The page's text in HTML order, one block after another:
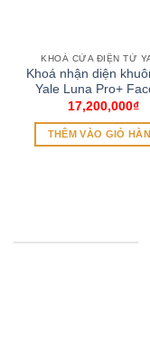
KHOÁ CỬA ĐIỆN TỬ
Khoá nhận diện
Yale Luna Pro+
17,200,000₫
THÊM VÀO GIỎ